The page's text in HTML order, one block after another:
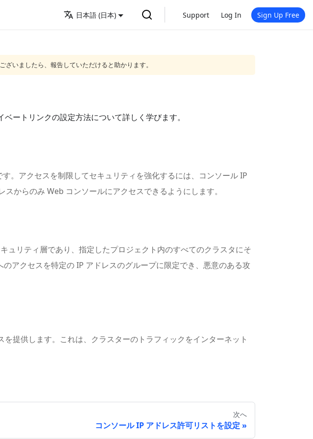
日本語 (日本) Support Log In Sign Up Free
いましたら、報告していただけると助かります。
ートリンクの設定方法について詳しく学びます。
。アクセスを制限してセキュリティを強化するには、コンソール IP
からのみ Web コンソールにアクセスできるようにします。
ュリティ層であり、指定したプロジェクト内のすべてのクラスタにそ
アクセスを特定の IP アドレスのグループに限定でき、悪意のある攻
提供します。これは、クラスターのトラフィックをインターネット
次へ
コンソール IP アドレス許可リストを設定